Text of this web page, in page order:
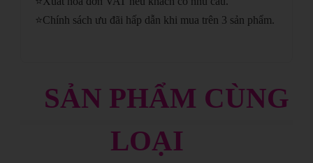
⭐Chính sách ưu đãi hấp dẫn khi mua trên 3 sản phẩm.
SẢN PHẨM CÙNG
LOẠI